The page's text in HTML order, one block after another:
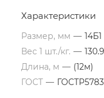
Характеристики
Размер, мм — 14Б1
Вес 1 шт./кг. —
Длина, м — (12м)
ГОСТ —